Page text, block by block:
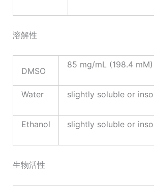
溶解性
DMSO
85 mg/mL (198.4 mM)
Water slightly soluble or
Ethanol slightly soluble or
生物活性